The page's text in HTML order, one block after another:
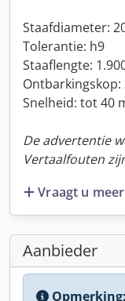
Staafdiameter:
Tolerantie: h9
Staaflengte:
Ontbarkingskop:
Snelheid: tot 40
De advertentie
Vertaalfouten
Vraagt u
Aanbieder
Opmerking: